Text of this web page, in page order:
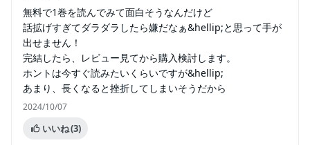
無料で1巻を読んでみて面白そうなんだけど
話拡げすぎてダラダラしたら嫌だなぁ&hellip;と思って手が
出せません！
完結したら、レビュー見てから購入検討します。
ホントは今すぐ読みたいくらいですが&hellip;
あまり、長くなると挫折してしまいそうだから
2024/10/07
いいね(3)